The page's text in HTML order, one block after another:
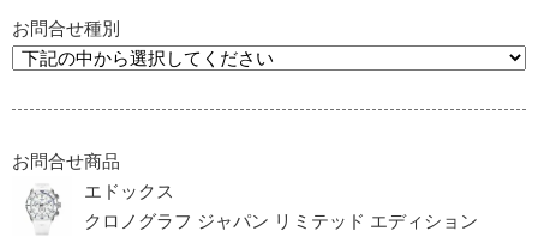
お問合せ種別
お問合せ商品
エドックス
クロノグラフ ジャパン リミテッド エディション